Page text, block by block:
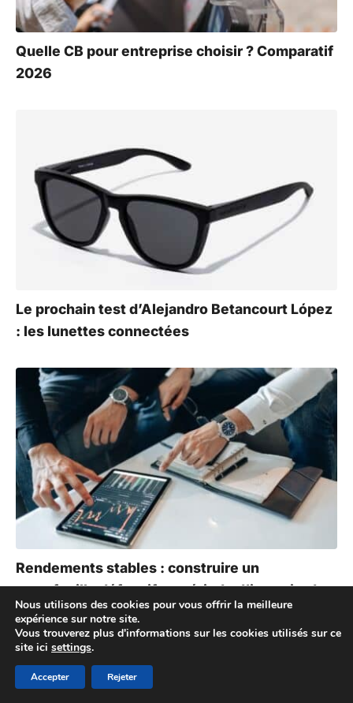
Quelle CB pour entreprise choisir ? Comparatif
2026
Le prochain test d’Alejandro Betancourt López
: les lunettes connectées
Rendements stables : construire un
portefeuille défensif en période d’incertitude
Nous utilisons des cookies pour vous offrir la meilleure
expérience sur notre site.
Vous trouverez plus d'informations sur les cookies utilisés sur ce
site ici settings.
Accepter Rejeter